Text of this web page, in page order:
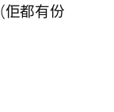
都有份